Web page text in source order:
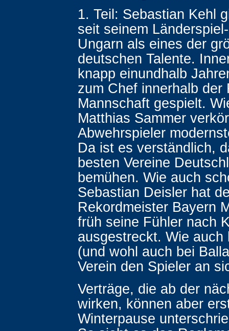
1. Teil: Sebastian Kehl
seit seinem
Ungarn als eines der
deutschen Talente.
knapp einundhalb
zum Chef innerhalb der
Mannschaft gespielt.
Matthias Sammer
Abwehrspieler
Da ist es verständlich,
besten Vereine
bemühen. Wie auch
Sebastian Deisler hat
Rekordmeister Bayern
früh seine Fühler nach
ausgestreckt. Wie auch
(und wohl auch bei
Verein den Spieler an
Verträge, die ab der
wirken, können aber
Winterpause